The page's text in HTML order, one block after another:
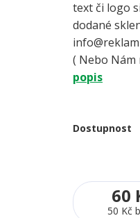
text či logo
dodané
( Nebo Nám
popis
Dostupnost
60
50 Kč